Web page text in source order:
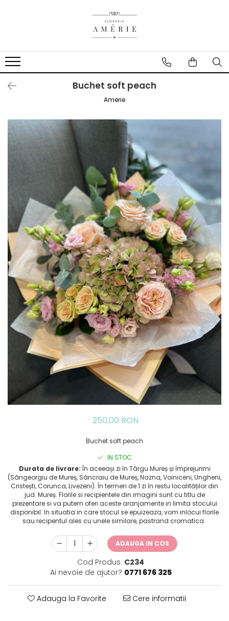
Buchet soft peach
Amerie
250,00 RON
Buchet soft peach
IN STOC
Durata de livrare: În aceeași zi în Târgu Mureș și împrejurimi
(Sângeorgiu de Mureș, Sâncraiu de Mureș, Nazna, Voiniceni, Ungheni,
Cristești, Corunca, Livezeni). În termen de 1 zi în restu localităților din
jud. Mureș. Florile si recipientele din imagini sunt cu titlu de
prezentare si va putem oferi aceste aranjamente in limita stocului
disponibil. In situatia in care stocul se epuizeaza, vom inlocui florile
sau recipentul ales cu unele similare, pastrand cromatica.
ADAUGA IN COS
Cod Produs: C234
Ai nevoie de ajutor? 0771 676 325
Adauga la Favorite Cere informatii